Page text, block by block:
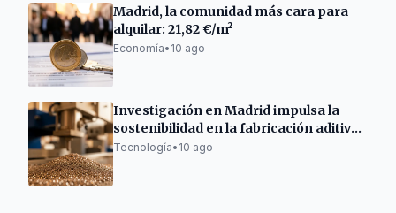
Madrid, la comunidad más cara para
alquilar: 21,82 €/m²
Economía• 10 ago
Investigación en Madrid impulsa la
sostenibilidad en la fabricación aditiva
metálica
Tecnología• 10 ago